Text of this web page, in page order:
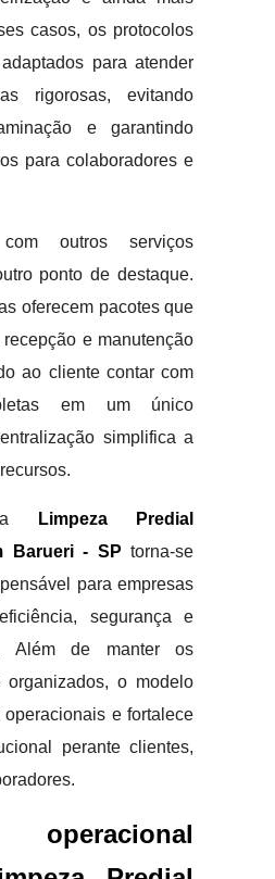
casos, os protocolos
para atender
rigorosas, evitando
e garantindo
para colaboradores e
outros serviços
ponto de destaque.
oferecem pacotes que
e manutenção
ao cliente contar com
em um único
simplifica a
a
Limpeza Predial
Barueri - SP torna-se
para empresas
segurança e
Além de manter os
organizados, o modelo
operacionais e fortalece
perante clientes,
operacional